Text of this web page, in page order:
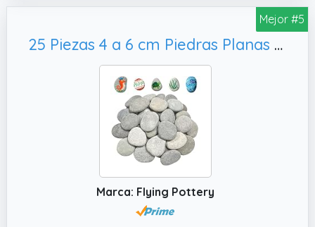
comprometer la calidad ni la durabilidad.
serenidad y relajación con estos budas
decorativos grandes exterior. Su diseño
elegante los hace ideales para combinar con
maceteros grandes exterior, una fuente zen
o piedras decorativas, transformando tu
espacio en un jardín zen relajante y
✔️ MATERIAL RESISTENTE PARA EXTERIORES –
Estas estatuas para jardín grandes están
fabricadas en cemento de alta calidad, no
Mejor #5
25 Piezas 4 a 6 cm Piedras Planas Grandes,Piedras Creativas Pintadas a Mano
Marca: Flying Pottery